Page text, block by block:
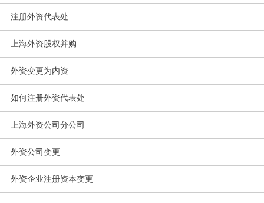
注册外资代表处
上海外资股权并购
外资变更为内资
如何注册外资代表处
上海外资公司分公司
外资公司变更
外资企业注册资本变更